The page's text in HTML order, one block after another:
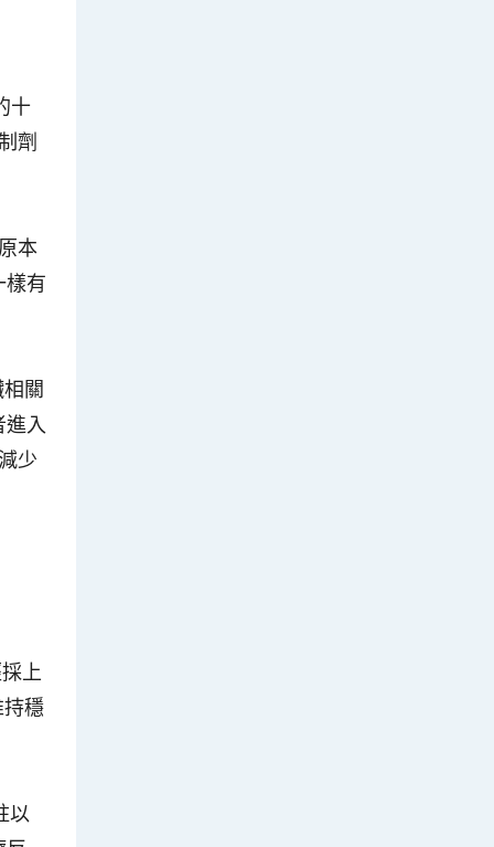
十
劑
本
樣有
關
進入
少
上
穩
以